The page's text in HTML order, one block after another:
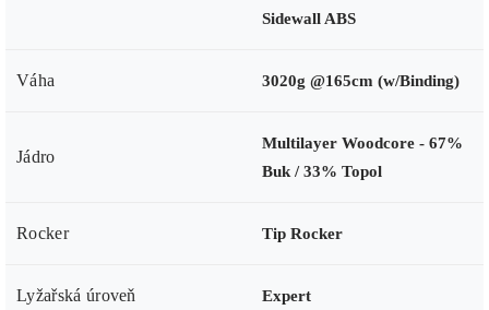
Sidewall ABS
Váha 3020g @165cm (w/Binding)
Jádro
Multilayer Woodcore - 67%
Buk / 33% Topol
Rocker Tip Rocker
Lyžařská úroveň Expert